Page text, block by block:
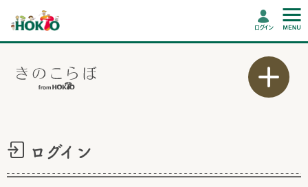
ログイン
ログイン